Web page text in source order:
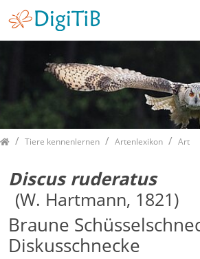
HomeTiere kennenlernen Artenlexikon Art
Discus ruderatus
(W. Hartmann, 1821)
Braune
Diskusschnecke